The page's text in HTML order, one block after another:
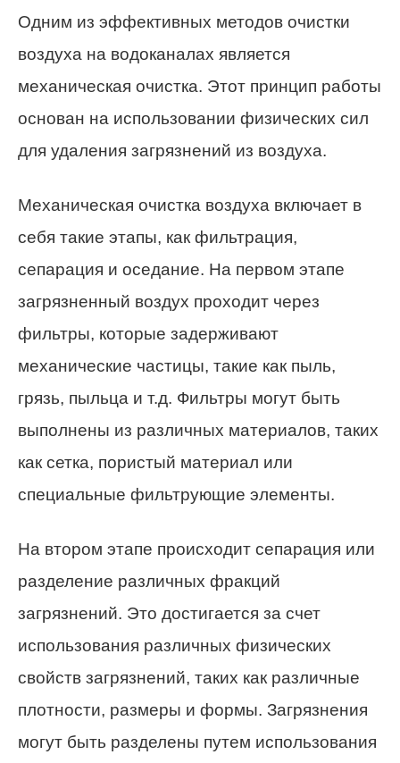
Одним из эффективных методов очистки
воздуха на водоканалах является
механическая очистка. Этот принцип работы
основан на использовании физических сил
для удаления загрязнений из воздуха.
Механическая очистка воздуха включает в
себя такие этапы, как фильтрация,
сепарация и оседание. На первом этапе
загрязненный воздух проходит через
фильтры, которые задерживают
механические частицы, такие как пыль,
грязь, пыльца и т.д. Фильтры могут быть
выполнены из различных материалов, таких
как сетка, пористый материал или
специальные фильтрующие элементы.
На втором этапе происходит сепарация или
разделение различных фракций
загрязнений. Это достигается за счет
использования различных физических
свойств загрязнений, таких как различные
плотности, размеры и формы. Загрязнения
могут быть разделены путем использования